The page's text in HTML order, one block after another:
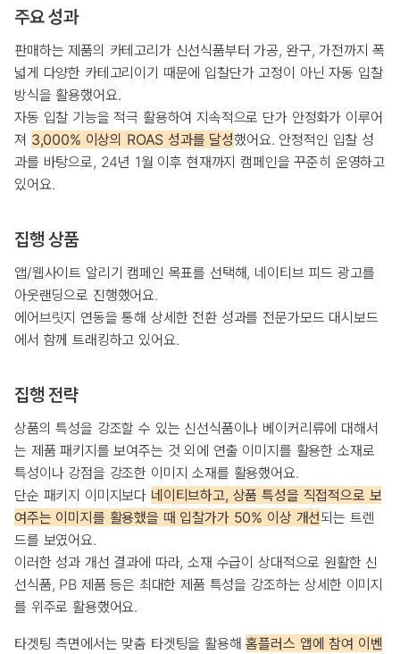
주요 성과
판매하는 제품의 카테고리가 신선식품부터 가공, 완구, 가전까지 폭
넓게 다양한 카테고리이기 때문에 입찰단가 고정이 아닌 자동 입찰
방식을 활용했어요.
자동 입찰 기능을 적극 활용하여 지속적으로 단가 안정화가 이루어
져 3,000% 이상의 ROAS 성과를 달성했어요. 안정적인 입찰 성
과를 바탕으로, 24년 1월 이후 현재까지 캠페인을 꾸준히 운영하고
있어요.
집행 상품
앱/웹사이트 알리기 캠페인 목표를 선택해, 네이티브 피드 광고를
아웃랜딩으로 진행했어요.
에어브릿지 연동을 통해 상세한 전환 성과를 전문가모드 대시보드
에서 함께 트래킹하고 있어요.
집행 전략
상품의 특성을 강조할 수 있는 신선식품이나 베이커리류에 대해서
는 제품 패키지를 보여주는 것 외에 연출 이미지를 활용한 소재로
특성이나 강점을 강조한 이미지 소재를 활용했어요.
단순 패키지 이미지보다 네이티브하고, 상품 특성을 직접적으로 보
여주는 이미지를 활용했을 때 입찰가가 50% 이상 개선되는 트렌
드를 보였어요.
이러한 성과 개선 결과에 따라, 소재 수급이 상대적으로 원활한 신
선식품, PB 제품 등은 최대한 제품 특성을 강조하는 상세한 이미지
를 위주로 활용했어요.
타겟팅 측면에서는 맞춤 타겟팅을 활용해홈플러스 앱에 참여 이벤